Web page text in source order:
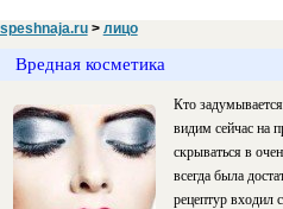
> лицо
Вредная косметика
Кто
видим сейчас на
скрываться в
всегда была
рецептур входил